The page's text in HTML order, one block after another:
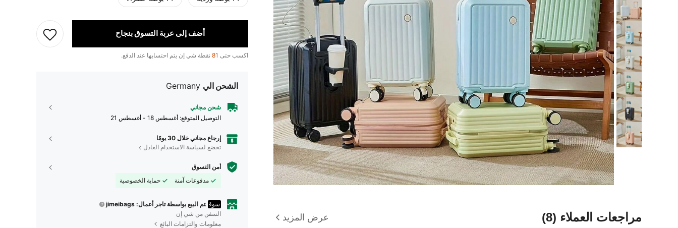
مراجعات العملاء (8) عرض المزيد
أضف إلى عربة التسوق بنجاح
اكسب حتى 81 نقطة شي إن يتم احتسابها عند الدفع.
الشحن الي Germany
شحن مجاني
التوصيل المتوقع: أغسطس 18 - أغسطس 21
إرجاع مجاني خلال 30 يومًا
تخضع لسياسة الاستخدام العادل
أمن التسوق
مدفوعات آمنة
حماية الخصوصية
سوق تم البيع بواسطة تاجر أعمال: jimeibags
السفن من شي إن
معلومات والتزامات البائع